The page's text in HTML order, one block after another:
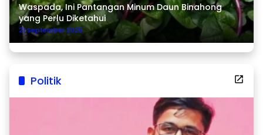
Waspada, Ini Pantangan Minum Daun Binahong
yang Perlu Diketahui
21 September 2025
Politik